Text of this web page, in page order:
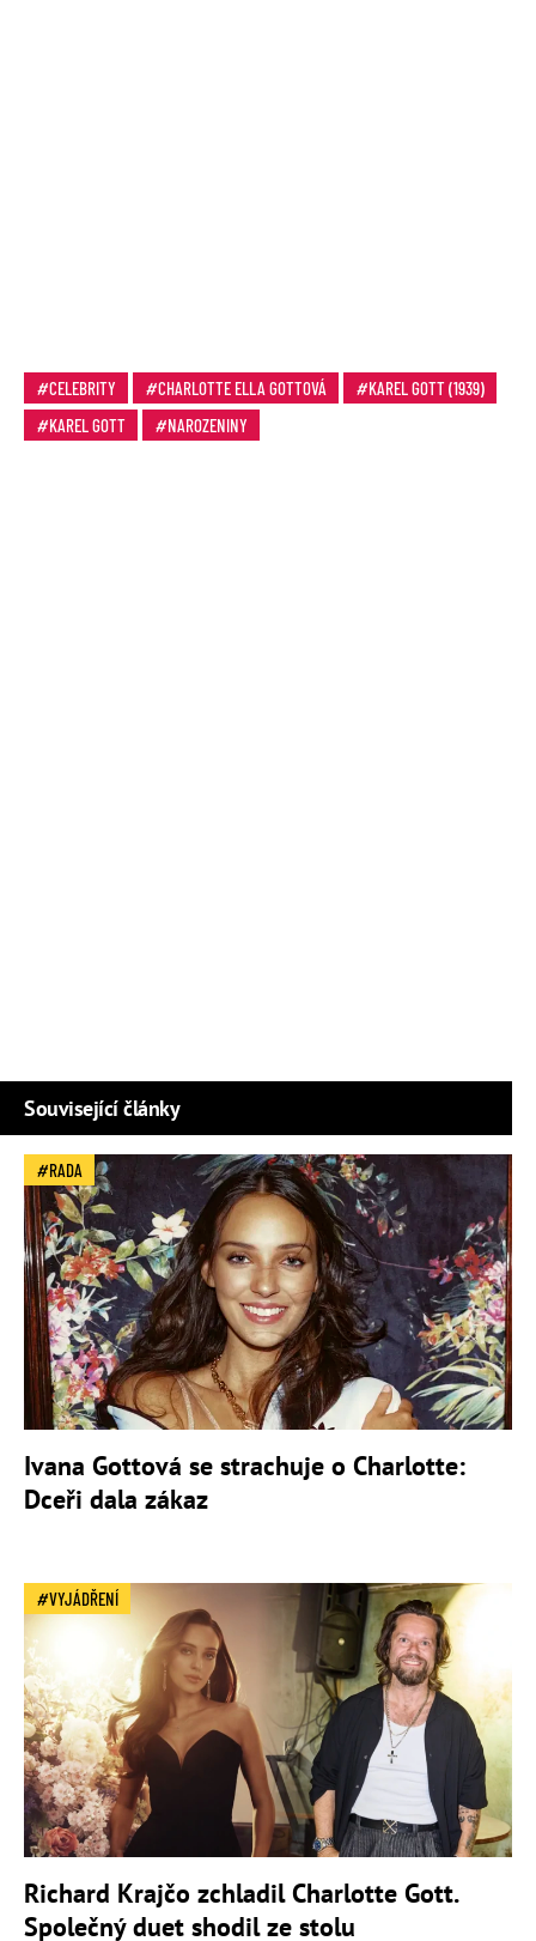
CELEBRITY CHARLOTTE ELLA GOTTOVÁ
KAREL GOTT (1939)
KAREL GOTT
NAROZENINY
Související články
RADA
Ivana Gottová se strachuje o Charlotte:
Dceři dala zákaz
VYJÁDŘENÍ
Richard Krajčo zchladil Charlotte Gott.
Společný duet shodil ze stolu